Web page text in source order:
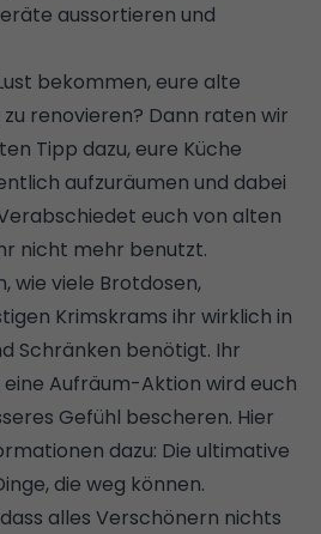
aussortieren und
bekommen, eure alte
renovieren? Dann raten wir
Tipp dazu, eure Küche
aufzuräumen und dabei
euch von alten
nicht mehr benutzt.
wie viele Brotdosen,
Krimskrams ihr wirklich in
Schränken benötigt. Ihr
Aufräum-Aktion wird euch
Gefühl bescheren. Hier
dazu: Die ultimative
die weg können.
alles Verschönern nichts